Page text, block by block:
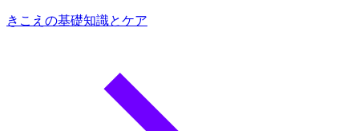
きこえの基礎知識とケア